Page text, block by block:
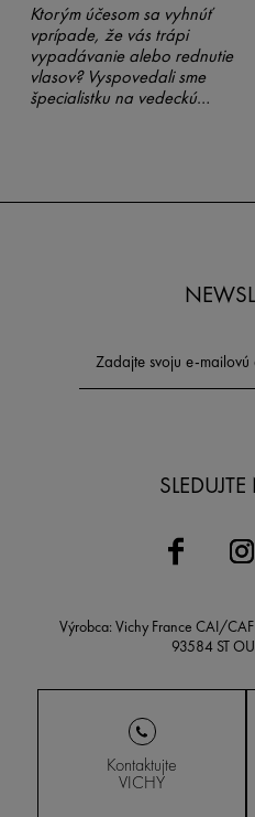
Ktorým účesom sa vyhnúť
vprípade, že vás trápi
vypadávanie alebo rednutie
vlasov? Vyspovedali sme
špecialistku na vedeckú
Výrobca: Vichy France CAI/
93584 ST
Kontaktujte
VICHY